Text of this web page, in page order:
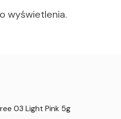
wyświetlenia.
03 Light Pink 5g